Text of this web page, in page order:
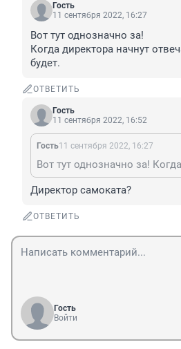
Гость
11 сентября 2022, 16:27
Вот тут однозначно за!
Когда директора начнут
будет.
ОТВЕТИТЬ
Гость
11 сентября 2022, 16:52
Гость11 сентября 2022, 16:27
Директор самоката?
ОТВЕТИТЬ
Гость
Войти